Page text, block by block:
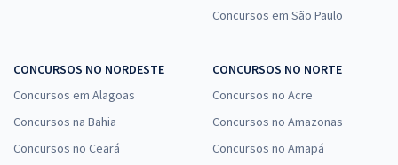
Concursos em São Paulo
CONCURSOS NO NORDESTE
Concursos em Alagoas
Concursos na Bahia
Concursos no Ceará
CONCURSOS NO NORTE
Concursos no Acre
Concursos no Amazonas
Concursos no Amapá